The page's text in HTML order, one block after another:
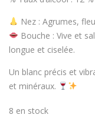
Nez: Agrumes,
Bouche : Vive et
longue et ciselée.
Un blanc précis et
et minéraux.
8 en stock